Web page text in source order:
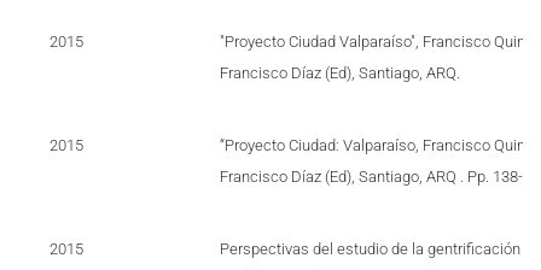
2015
"Proyecto Ciudad Valparaíso", Francisco
Francisco Díaz (Ed), Santiago, ARQ.
2015
“Proyecto Ciudad: Valparaíso, Francisco
Francisco Díaz (Ed), Santiago, ARQ . Pp. 138-
2015
Perspectivas del estudio de la gentrificación